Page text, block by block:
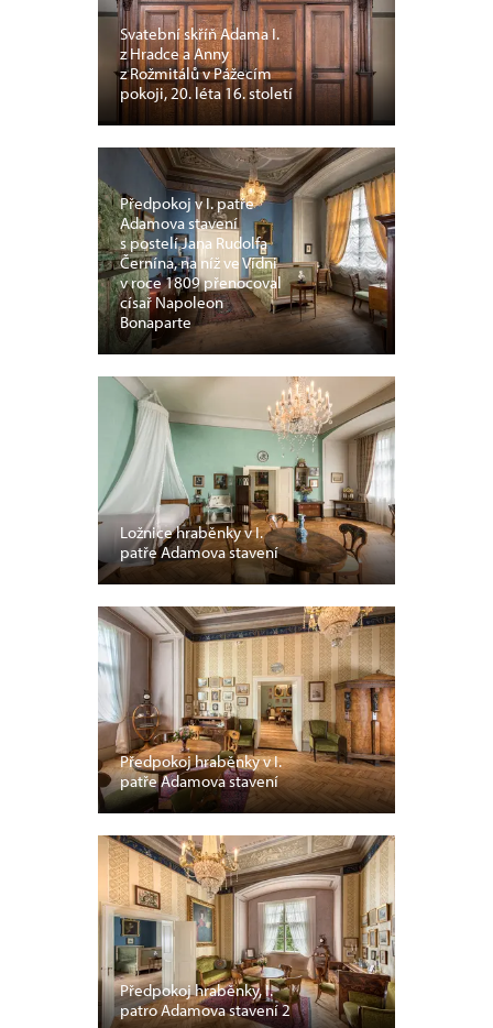
Svatební skříň Adama I.
z Hradce a Anny
z Rožmitálů v Pážecím
pokoji, 20. léta 16. století
Předpokoj v I. patře
Adamova stavení
s postelí Jana Rudolfa
Černína, na níž ve Vídni
v roce 1809 přenocoval
císař Napoleon
Bonaparte
Ložnice hraběnky v I.
patře Adamova stavení
Předpokoj hraběnky v I.
patře Adamova stavení
Předpokoj hraběnky, I.
patro Adamova stavení 2